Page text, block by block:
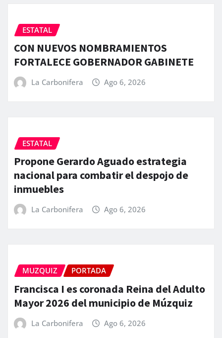
ESTATAL
CON NUEVOS NOMBRAMIENTOS
FORTALECE GOBERNADOR GABINETE
La Carbonifera Ago 6, 2026
ESTATAL
Propone Gerardo Aguado estrategia
nacional para combatir el despojo de
inmuebles
La Carbonifera Ago 6, 2026
MUZQUIZ PORTADA
Francisca I es coronada Reina del Adulto
Mayor 2026 del municipio de Múzquiz
La Carbonifera Ago 6, 2026